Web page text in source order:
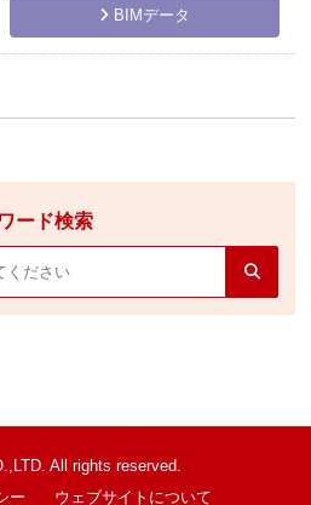
BIMデータ
ード検索
All rights reserved.
ー
ウェブサイトについて